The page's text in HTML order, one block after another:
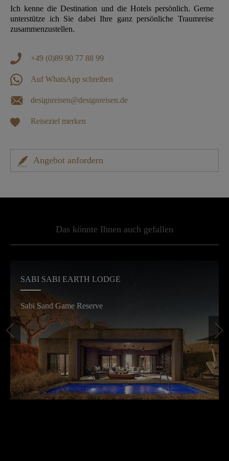
Ich kenne die Destination und die Hotels persönlich. Gerne
unterstütze ich Sie dabei Ihre ganz persönliche Traumreise
zusammenzustellen.
+49 (0)89 90 77 88 99
Auf WhatsApp schreiben
designreisen@designreisen.de
Reiseziel merken
Angebot anfordern
Das könnte Ihnen auch gefallen
SABI SABI EARTH LODGE
Sabi Sand Game Reserve